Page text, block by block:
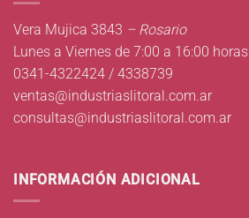
Vera Mujica 3843 – Rosario
Lunes a Viernes de 7:00 a 16:00 horas
0341-4322424 / 4338739
ventas@industriaslitoral.com.ar
consultas@industriaslitoral.com.ar
INFORMACIÓN ADICIONAL